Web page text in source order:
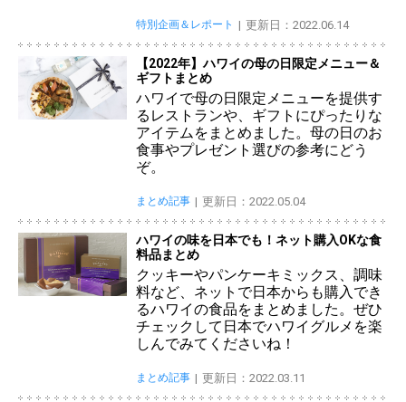
特別企画＆レポート 更新日：2022.06.14
【2022年】ハワイの母の日限定メニュー＆
ギフトまとめ
ハワイで母の日限定メニューを提供す
るレストランや、ギフトにぴったりな
アイテムをまとめました。母の日のお
食事やプレゼント選びの参考にどう
ぞ。
まとめ記事 更新日：2022.05.04
ハワイの味を日本でも！ネット購入OKな食
料品まとめ
クッキーやパンケーキミックス、調味
料など、ネットで日本からも購入でき
るハワイの食品をまとめました。ぜひ
チェックして日本でハワイグルメを楽
しんでみてくださいね！
まとめ記事 更新日：2022.03.11